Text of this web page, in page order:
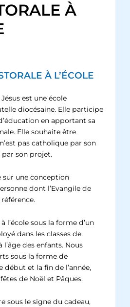
À
À L’ÉCOLE
Jésus est une école
diocésaine. Elle participe
en apportant sa
Elle souhaite être
pas catholique par son
son projet.
sur une conception
dont l’Evangile de
l’école sous la forme d’un
dans les classes de
des enfants. Nous
sous la forme de
début et la fin de l’année,
de Noël et Pâques.
sous le signe du cadeau,